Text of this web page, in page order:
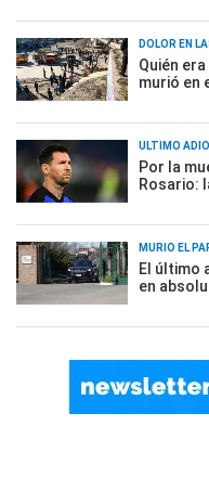
DOLOR EN
Quién
murió en
ÚLTIMO
Por la
Rosario:
MURIÓ EL
El último
en